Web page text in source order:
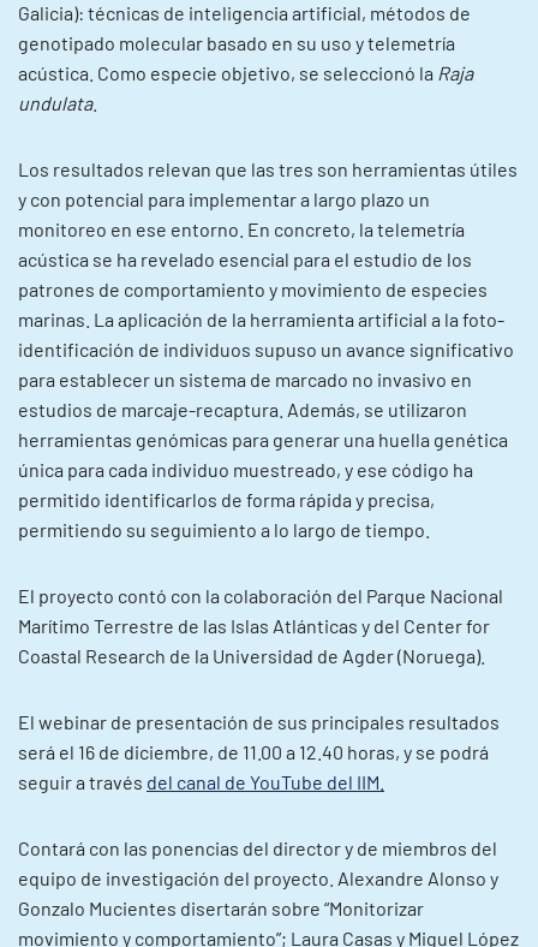
Galicia): técnicas de inteligencia artificial, métodos de
genotipado molecular basado en su uso y telemetría
acústica. Como especie objetivo, se seleccionó la Raja
undulata.
Los resultados relevan que las tres son herramientas útiles
y con potencial para implementar a largo plazo un
monitoreo en ese entorno. En concreto, la telemetría
acústica se ha revelado esencial para el estudio de los
patrones de comportamiento y movimiento de especies
marinas. La aplicación de la herramienta artificial a la foto-
identificación de individuos supuso un avance significativo
para establecer un sistema de marcado no invasivo en
estudios de marcaje-recaptura. Además, se utilizaron
herramientas genómicas para generar una huella genética
única para cada individuo muestreado, y ese código ha
permitido identificarlos de forma rápida y precisa,
permitiendo su seguimiento a lo largo de tiempo.
El proyecto contó con la colaboración del Parque Nacional
Marítimo Terrestre de las Islas Atlánticas y del Center for
Coastal Research de la Universidad de Agder (Noruega).
El webinar de presentación de sus principales resultados
será el 16 de diciembre, de 11.00 a 12.40 horas, y se podrá
seguir a través del canal de YouTube del IIM.
Contará con las ponencias del director y de miembros del
equipo de investigación del proyecto. Alexandre Alonso y
Gonzalo Mucientes disertarán sobre “Monitorizar
movimiento y comportamiento”; Laura Casas y Miguel López